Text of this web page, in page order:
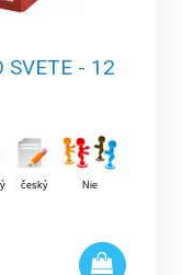
SVETE - 12
český Nie